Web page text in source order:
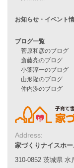
二世帯住宅をお
施工事例一覧
家づくりストーリー
家づくりナイスホ
家づくりへの想い
スタッフ紹介
職人紹介
Address:
家づくりナイスホ
310-0852 茨城県 水